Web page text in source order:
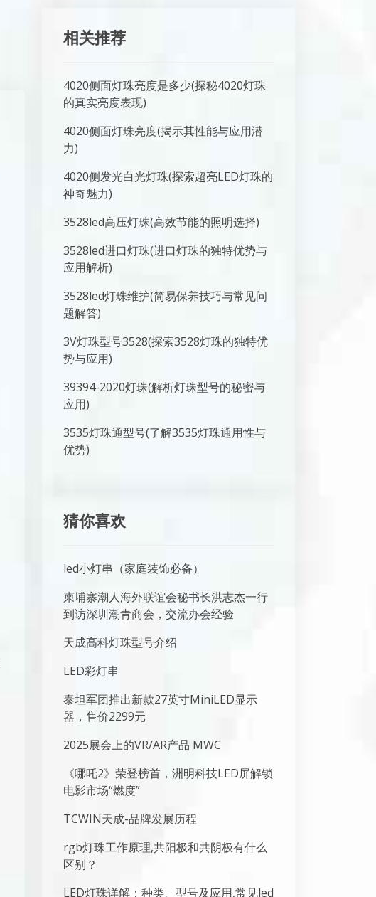
相关推荐
4020侧面灯珠亮度是多少(探秘4020灯珠
的真实亮度表现)
4020侧面灯珠亮度(揭示其性能与应用潜
力)
4020侧发光白光灯珠(探索超亮LED灯珠的
神奇魅力)
3528led高压灯珠(高效节能的照明选择)
3528led进口灯珠(进口灯珠的独特优势与
应用解析)
3528led灯珠维护(简易保养技巧与常见问
题解答)
3V灯珠型号3528(探索3528灯珠的独特优
势与应用)
39394-2020灯珠(解析灯珠型号的秘密与
应用)
3535灯珠通型号(了解3535灯珠通用性与
优势)
猜你喜欢
led小灯串（家庭装饰必备）
柬埔寨潮人海外联谊会秘书长洪志杰一行
到访深圳潮青商会，交流办会经验
天成高科灯珠型号介绍
LED彩灯串
泰坦军团推出新款27英寸MiniLED显示
器，售价2299元
2025展会上的VR/AR产品 MWC
《哪吒2》荣登榜首，洲明科技LED屏解锁
电影市场“燃度”
TCWIN天成-品牌发展历程
rgb灯珠工作原理,共阳极和共阴极有什么
区别？
LED灯珠详解：种类、型号及应用,常见led